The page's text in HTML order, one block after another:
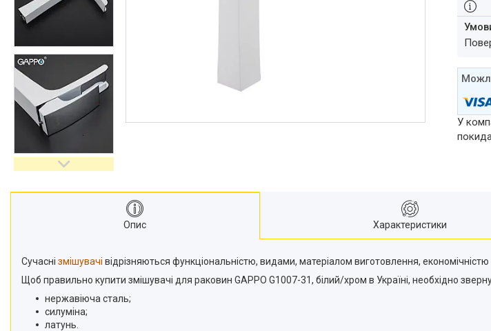
Матеріали для влаштування
теплої підлоги
Запірно-регулююча
арматура
Фільтри для води
Насосне обладнання
Інструмент
Пакувальні сантехнічні
У
Опис Характеристики
Сучасні змішувачі відрізняються функціональністю, видами, матеріалом виготовлення,
Щоб правильно купити змішувачі для раковин GAPPO G1007-31, білий/хром в Україні, необхідно
нержавіюча сталь;
силуміна;
латунь.